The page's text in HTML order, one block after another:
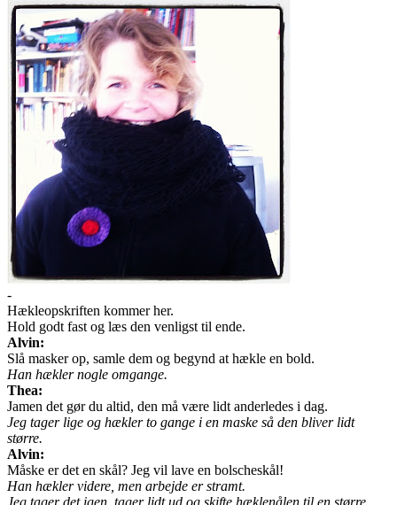
-
Hækleopskriften kommer her.
Hold godt fast og læs den venligst til ende.
Alvin:
Slå masker op, samle dem og begynd at hækle en bold.
Han hækler nogle omgange.
Thea:
Jamen det gør du altid, den må være lidt anderledes i dag.
Jeg tager lige og hækler to gange i en maske så den bliver lidt
større.
Alvin:
Måske er det en skål? Jeg vil lave en bolscheskål!
Han hækler videre, men arbejde er stramt.
Jeg tager det igen, tager lidt ud og skifte hæklenålen til en større